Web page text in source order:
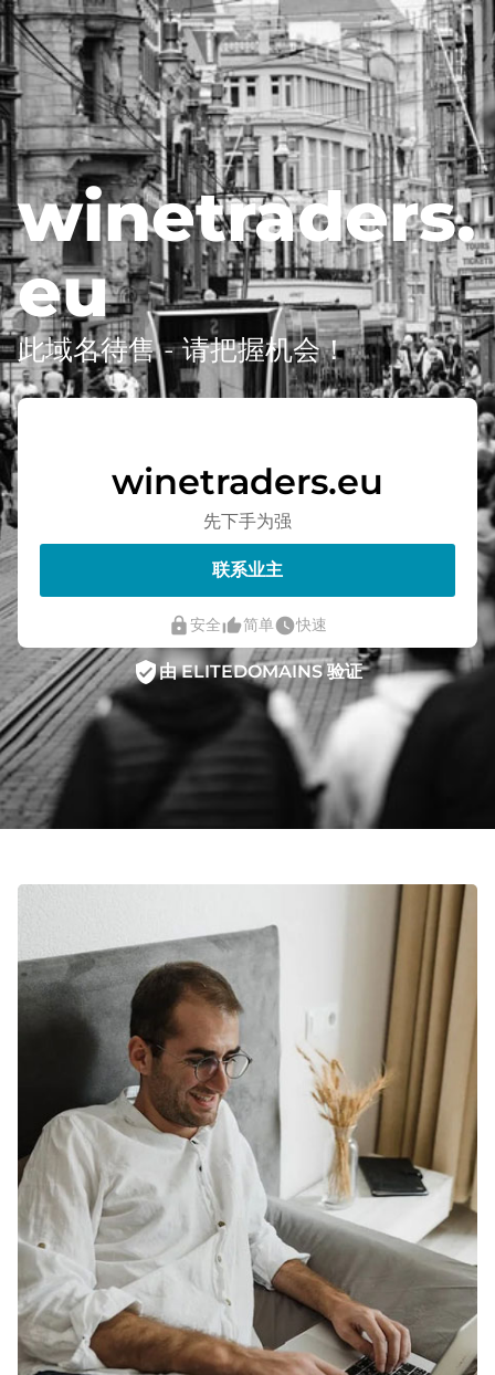
winetraders.
eu
此域名待售 - 请把握机会！
winetraders.eu
先下手为强
联系业主
lock安全thumb_up_alt简单watch_later快速
verified_user由 ELITEDOMAINS 验证